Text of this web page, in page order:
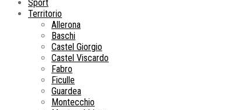
Sport
Territorio
Allerona
Baschi
Castel Giorgio
Castel Viscardo
Fabro
Ficulle
Guardea
Montecchio